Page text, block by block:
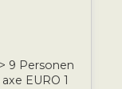
9 Personen
EURO 1